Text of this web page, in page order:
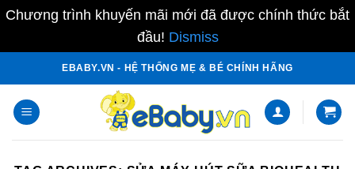
Chương trình khuyến mãi mới đã được chính thức bắt
đầu! Dismiss
content
EBABY.VN - HỆ THỐNG MẸ & BÉ CHÍNH HÃNG